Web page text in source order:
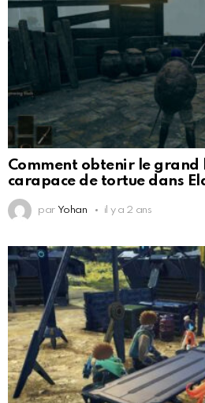
Comment obtenir le grand
carapace de tortue dans
par Yohan il y a 2 ans